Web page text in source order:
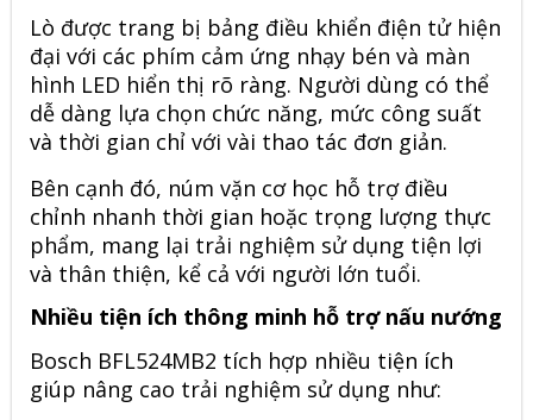
Lò được trang bị bảng điều khiển điện tử hiện
đại với các phím cảm ứng nhạy bén và màn
hình LED hiển thị rõ ràng. Người dùng có thể
dễ dàng lựa chọn chức năng, mức công suất
và thời gian chỉ với vài thao tác đơn giản.
Bên cạnh đó, núm vặn cơ học hỗ trợ điều
chỉnh nhanh thời gian hoặc trọng lượng thực
phẩm, mang lại trải nghiệm sử dụng tiện lợi
và thân thiện, kể cả với người lớn tuổi.
Nhiều tiện ích thông minh hỗ trợ nấu nướng
Bosch BFL524MB2 tích hợp nhiều tiện ích
giúp nâng cao trải nghiệm sử dụng như: